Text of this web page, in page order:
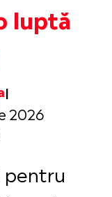
luptă
2026
pentru